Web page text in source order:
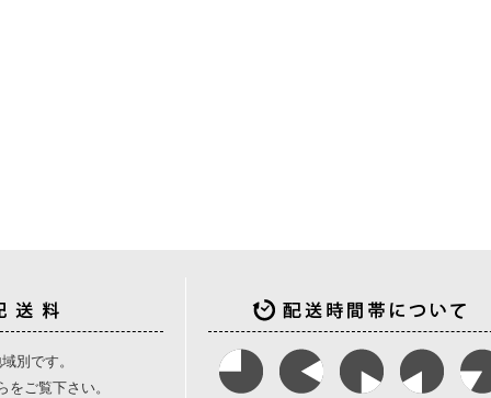
別です。
をご覧下さい。